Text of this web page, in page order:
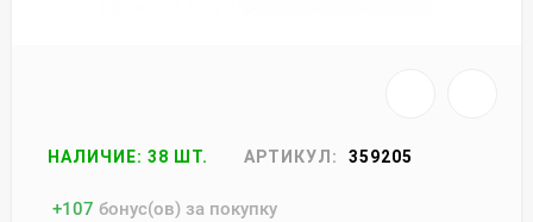
НАЛИЧИЕ: 38 ШТ. АРТИКУЛ: 359205
+107 бонус(ов) за покупку